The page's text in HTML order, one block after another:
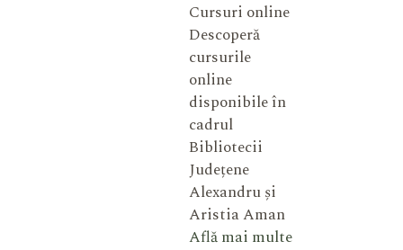
Cursuri online
Descoperă
cursurile
online
disponibile în
cadrul
Bibliotecii
Județene
Alexandru și
Aristia Aman
Află mai multe